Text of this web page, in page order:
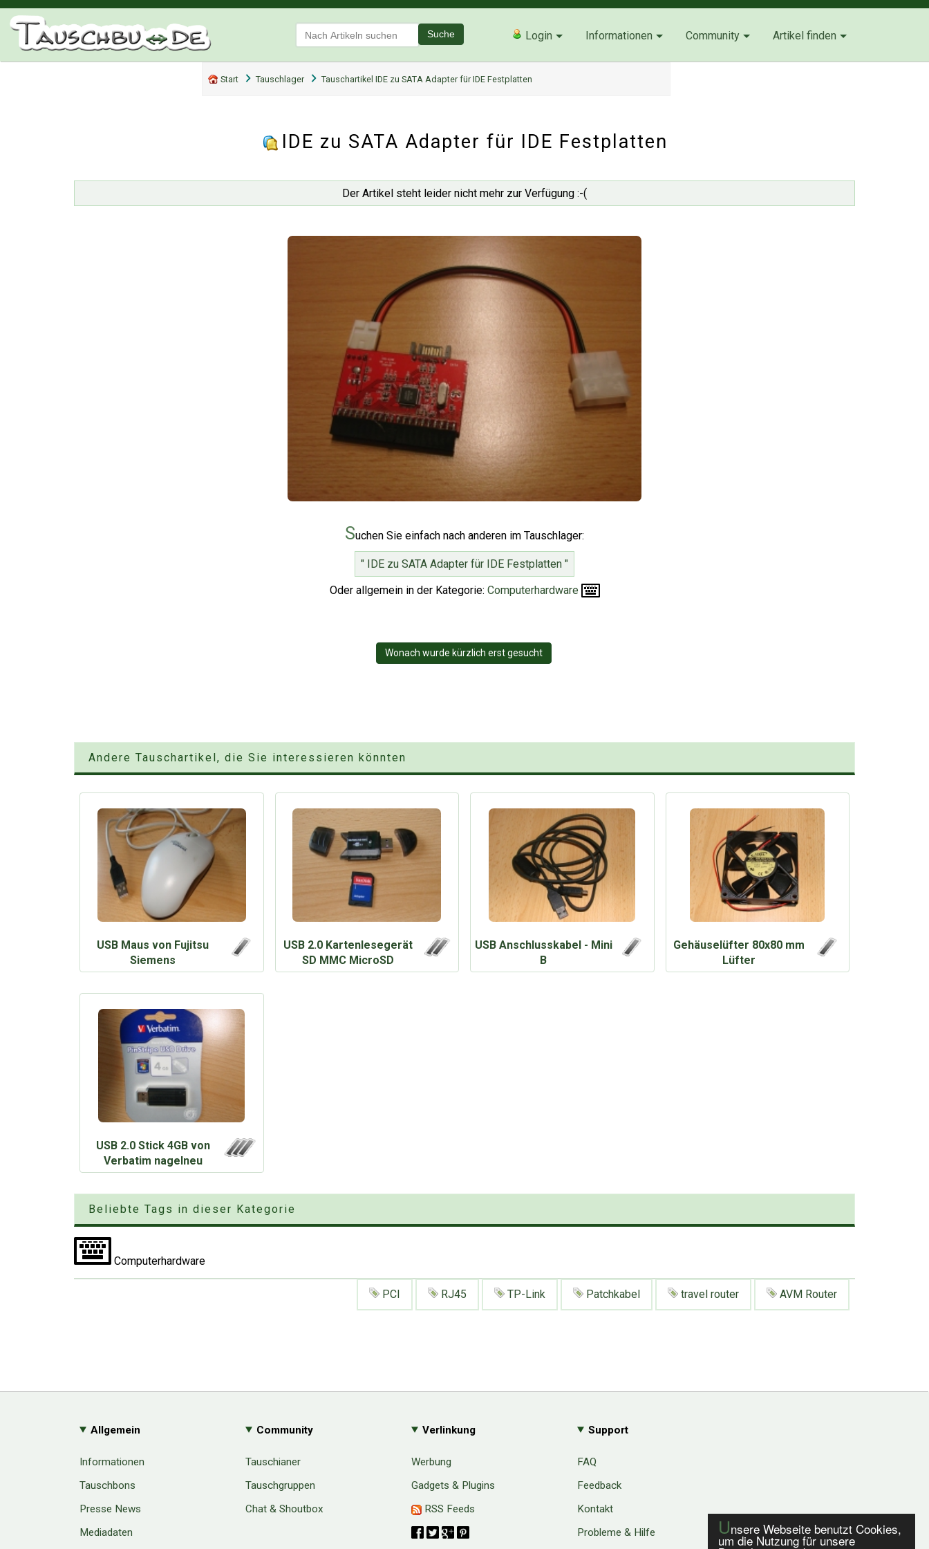
Unsere Webseite benutzt Cookies,
um die Nutzung für unsere
Suche Login Informationen Community Artikel finden
Start Tauschlager Tauschartikel IDE zu SATA Adapter für IDE Festplatten
IDE zu SATA Adapter für IDE Festplatten
Der Artikel steht leider nicht mehr zur Verfügung :-(
Suchen Sie einfach nach anderen im Tauschlager:
" IDE zu SATA Adapter für IDE Festplatten "
Oder allgemein in der Kategorie: Computerhardware
Wonach wurde kürzlich erst gesucht
Andere Tauschartikel, die Sie interessieren könnten
USB Maus von Fujitsu
Siemens
USB 2.0 Kartenlesegerät
SD MMC MicroSD
USB Anschlusskabel - Mini
B
Gehäuselüfter 80x80 mm
Lüfter
USB 2.0 Stick 4GB von
Verbatim nagelneu
Beliebte Tags in dieser Kategorie
Computerhardware
PCI RJ45 TP-Link Patchkabel travel router AVM Router
Allgemein
Informationen
Tauschbons
Presse News
Mediadaten
Community
Tauschianer
Tauschgruppen
Chat & Shoutbox
Verlinkung
Werbung
Gadgets & Plugins
RSS Feeds
Support
FAQ
Feedback
Kontakt
Probleme & Hilfe